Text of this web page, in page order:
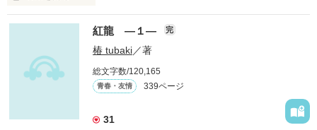
兄（16）
×
「うんいいよ」
の
※2012年11月22日完結しました。
2013年４月１０日
ついに、書籍が発売されました！！
※書籍版はweb版を全面改稿し、さらに楽しめる作品になって
ぜひ書籍版も読んでみてくださいね♪
紅龍 ―１― 完
椿 tubaki／著
総文字数/120,165
青春・友情 339ページ
31